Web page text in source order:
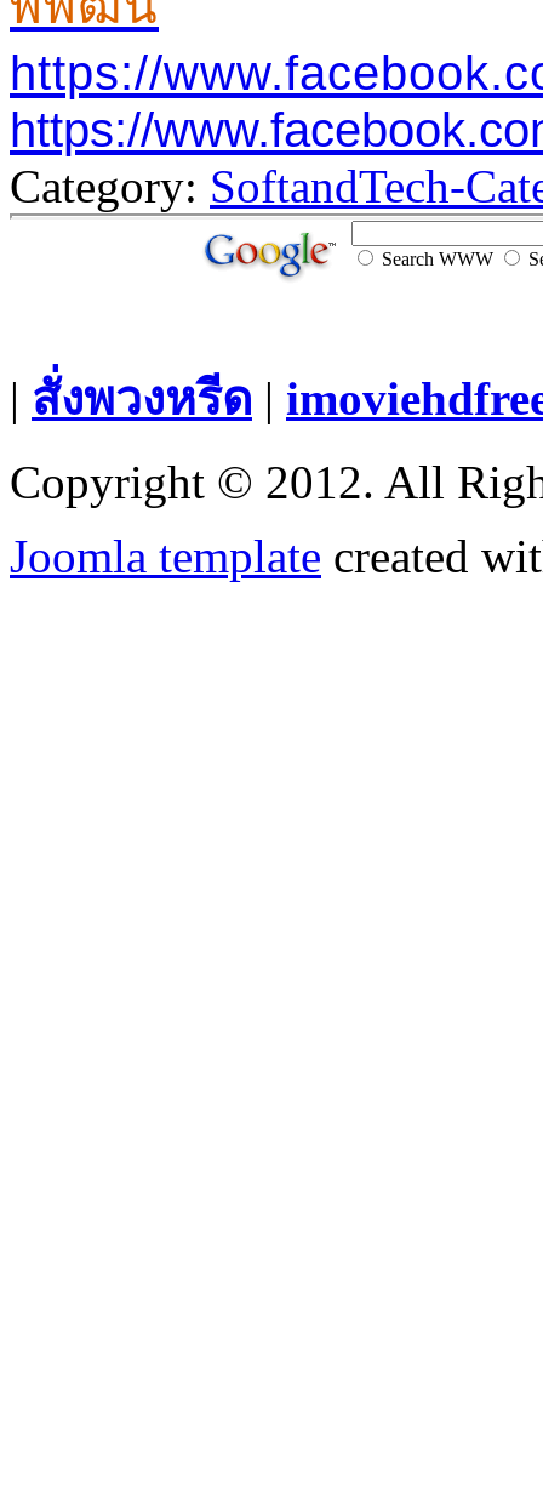
https://
https://
Category: SoftandTech-
Search WWW
| สั่งพวงหรีด |
Copyright © 2012. All
Joomla template created